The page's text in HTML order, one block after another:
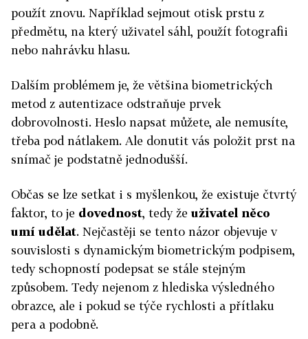
použít znovu. Například sejmout otisk prstu z
předmětu, na který uživatel sáhl, použít fotografii
nebo nahrávku hlasu.
Dalším problémem je, že většina biometrických
metod z autentizace odstraňuje prvek
dobrovolnosti. Heslo napsat můžete, ale nemusíte,
třeba pod nátlakem. Ale donutit vás položit prst na
snímač je podstatně jednodušší.
Občas se lze setkat i s myšlenkou, že existuje čtvrtý
faktor, to je dovednost, tedy že uživatel něco
umí udělat. Nejčastěji se tento názor objevuje v
souvislosti s dynamickým biometrickým podpisem,
tedy schopností podepsat se stále stejným
způsobem. Tedy nejenom z hlediska výsledného
obrazce, ale i pokud se týče rychlosti a přítlaku
pera a podobně.